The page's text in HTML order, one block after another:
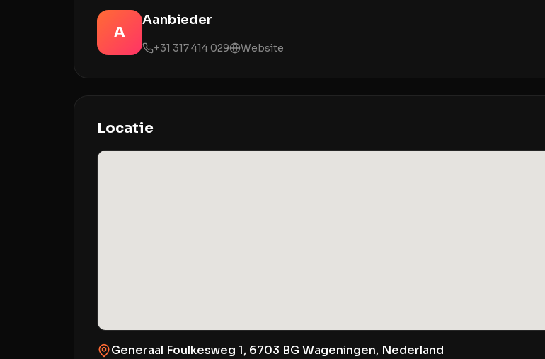
A
Aanbieder
+31 317 414 029 Website
Locatie
Generaal Foulkesweg 1, 6703 BG Wageningen, Nederland